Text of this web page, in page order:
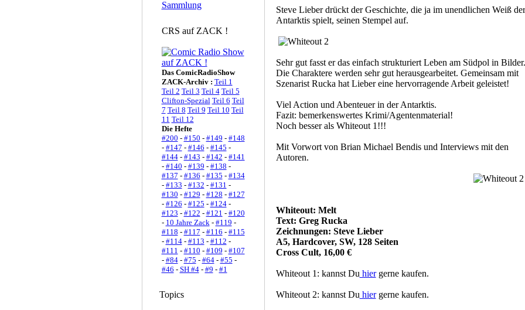
CRS auf ZACK !
Das ComicRadioShow
ZACK-Archiv : Teil 1
Teil 2 Teil 3 Teil 4 Teil 5
Clifton-Spezial Teil 6 Teil
7 Teil 8 Teil 9 Teil 10 Teil
11 Teil 12
Die Hefte
#200 - #150 - #149 - #148
- #147 - #146 - #145 -
#144- #143 - #142 - #141
- #140 - #139 - #138 -
#137 - #136 - #135 - #134
- #133 - #132 - #131 -
#130 - #129 - #128 - #127
- #126 - #125 - #124-
#123 - #122 - #121 - #120
- 10 Jahre Zack- #119 -
#118 - #117 - #116 - #115
- #114- #113 - #112 -
#111 - #110 - #109 - #107
- #84- #75 - #64- #55 -
#46 - SH #4- #9 - #1
Topics
Steve Lieber drückt der Geschichte, die ja im unendlichen Weiß der
Antarktis spielt, seinen Stempel auf.
Sehr gut fasst er das einfach strukturiert Leben am Südpol in Bilder.
Die Charaktere werden sehr gut herausgearbeitet. Gemeinsam mit
Szenarist Rucka hat Lieber eine hervorragende Arbeit geleistet!
Viel Action und Abenteuer in der Antarktis.
Fazit: bemerkenswertes Krimi/Agentenmaterial!
Noch besser als Whiteout 1!!!
Mit Vorwort von Brian Michael Bendis und Interviews mit den
Autoren.
Whiteout: Melt
Text: Greg Rucka
Zeichnungen: Steve Lieber
A5, Hardcover, SW, 128 Seiten
Cross Cult, 16,00 €
Whiteout 1: kannst Duhiergerne kaufen.
Whiteout 2: kannst Duhiergerne kaufen.